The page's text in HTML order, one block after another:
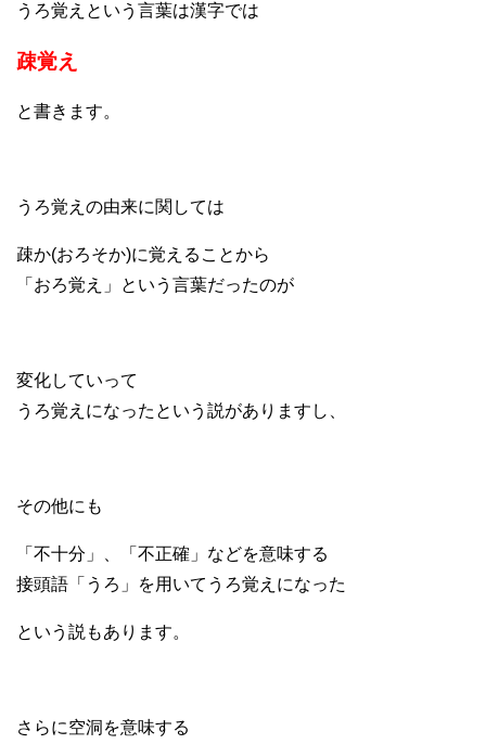
うろ覚えという言葉は漢字では
疎覚え
と書きます。
うろ覚えの由来に関しては
疎か(おろそか)に覚えることから
「おろ覚え」という言葉だったのが
変化していって
うろ覚えになったという説がありますし、
その他にも
「不十分」、「不正確」などを意味する
接頭語「うろ」を用いてうろ覚えになった
という説もあります。
さらに空洞を意味する